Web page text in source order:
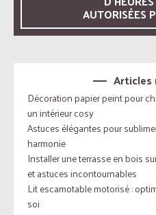
AUTORISÉES
Articles
Décoration papier peint pour
un intérieur cosy
Astuces élégantes pour
harmonie
Installer une terrasse en bois
et astuces incontournables
Lit escamotable motorisé :
soi